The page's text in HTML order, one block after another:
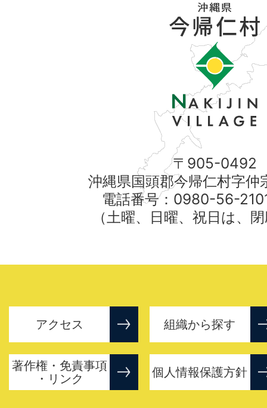
〒905-0492
沖縄県国頭郡今帰仁村字仲
電話番号：0980-56-
（土曜、日曜、祝日は、
アクセス 組織から探す
著作権・免責事項
・リンク
個人情報保護方針